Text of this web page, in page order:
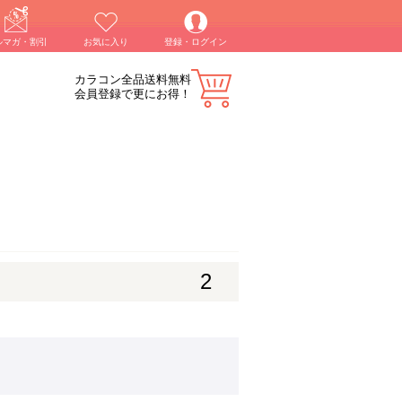
マガ・割引 お気に入り 登録・ログイン
カラコン全品送料無料
会員登録で更にお得！
2